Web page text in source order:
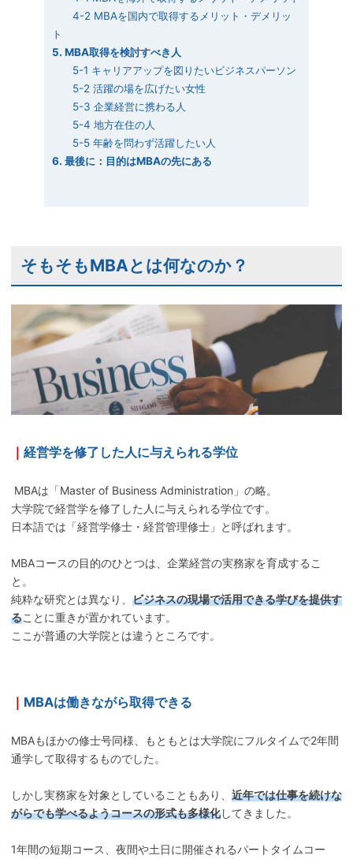
4-2 MBAを国内で取得するメリット・デメリッ
ト
5. MBA取得を検討すべき人
5-1 キャリアアップを図りたいビジネスパーソン
5-2 活躍の場を広げたい女性
5-3 企業経営に携わる人
5-4 地方在住の人
5-5 年齢を問わず活躍したい人
6. 最後に：目的はMBAの先にある
そもそもMBAとは何なのか？
｜ 経営学を修了した人に与えられる学位
MBAは「Master of Business Administration」の略。
大学院で経営学を修了した人に与えられる学位です。
日本語では「経営学修士・経営管理修士」と呼ばれます。
MBAコースの目的のひとつは、企業経営の実務家を育成するこ
と。
純粋な研究とは異なり、 ビジネスの現場で活用できる学びを提供す
ることに重きが置かれています。
ここが普通の大学院とは違うところです。
｜ MBAは働きながら取得できる
MBAもほかの修士号同様、もともとは大学院にフルタイムで2年間
通学して取得するものでした。
しかし実務家を対象としていることもあり、 近年では仕事を続けな
がらでも学べるようコースの形式も多様化してきました。
1年間の短期コース、夜間や土日に開催されるパートタイムコー